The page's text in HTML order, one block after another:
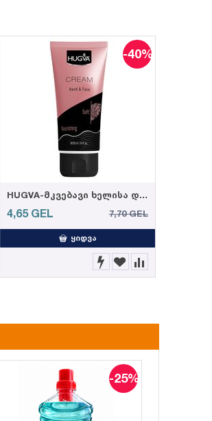
-40%
HUGVA-მკვებავი ხელისა და სახის კრემი 100მლ (12)
4,65 GEL 7,70 GEL
ᲧᲘᲓᲕᲐ
-25%